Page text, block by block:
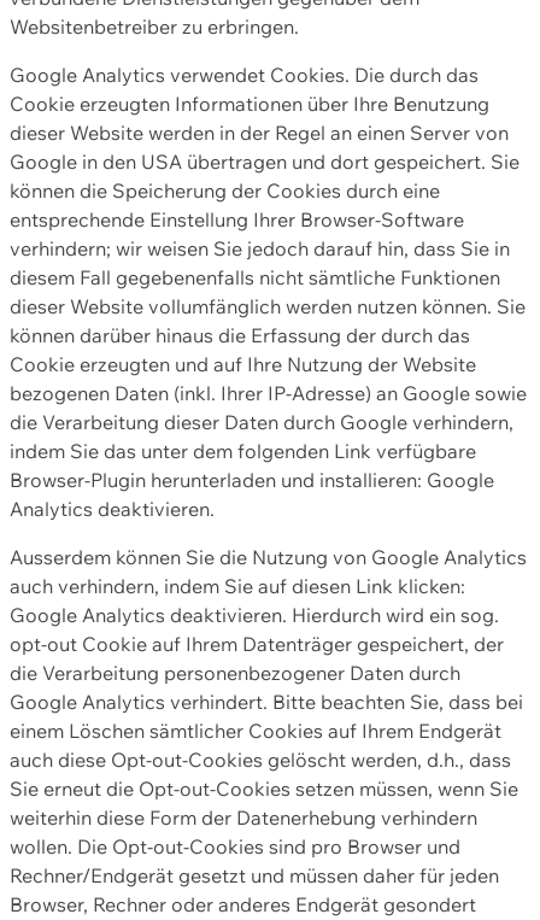
Websitenbetreiber zu erbringen.
Google Analytics verwendet Cookies. Die durch das
Cookie erzeugten Informationen über Ihre Benutzung
dieser Website werden in der Regel an einen Server von
Google in den USA übertragen und dort gespeichert. Sie
können die Speicherung der Cookies durch eine
entsprechende Einstellung Ihrer Browser-Software
verhindern; wir weisen Sie jedoch darauf hin, dass Sie in
diesem Fall gegebenenfalls nicht sämtliche Funktionen
dieser Website vollumfänglich werden nutzen können. Sie
können darüber hinaus die Erfassung der durch das
Cookie erzeugten und auf Ihre Nutzung der Website
bezogenen Daten (inkl. Ihrer IP-Adresse) an Google sowie
die Verarbeitung dieser Daten durch Google verhindern,
indem Sie das unter dem folgenden Link verfügbare
Browser-Plugin herunterladen und installieren: Google
Analytics deaktivieren.
Ausserdem können Sie die Nutzung von Google Analytics
auch verhindern, indem Sie auf diesen Link klicken:
Google Analytics deaktivieren. Hierdurch wird ein sog.
opt-out Cookie auf Ihrem Datenträger gespeichert, der
die Verarbeitung personenbezogener Daten durch
Google Analytics verhindert. Bitte beachten Sie, dass bei
einem Löschen sämtlicher Cookies auf Ihrem Endgerät
auch diese Opt-out-Cookies gelöscht werden, d.h., dass
Sie erneut die Opt-out-Cookies setzen müssen, wenn Sie
weiterhin diese Form der Datenerhebung verhindern
wollen. Die Opt-out-Cookies sind pro Browser und
Rechner/Endgerät gesetzt und müssen daher für jeden
Browser, Rechner oder anderes Endgerät gesondert